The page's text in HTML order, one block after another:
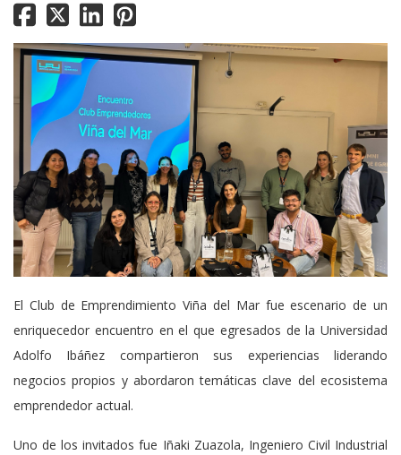
El Club de Emprendimiento Viña del Mar fue escenario de un
enriquecedor encuentro en el que egresados de la Universidad
Adolfo Ibáñez compartieron sus experiencias liderando
negocios propios y abordaron temáticas clave del ecosistema
emprendedor actual.
Uno de los invitados fue Iñaki Zuazola, Ingeniero Civil Industrial